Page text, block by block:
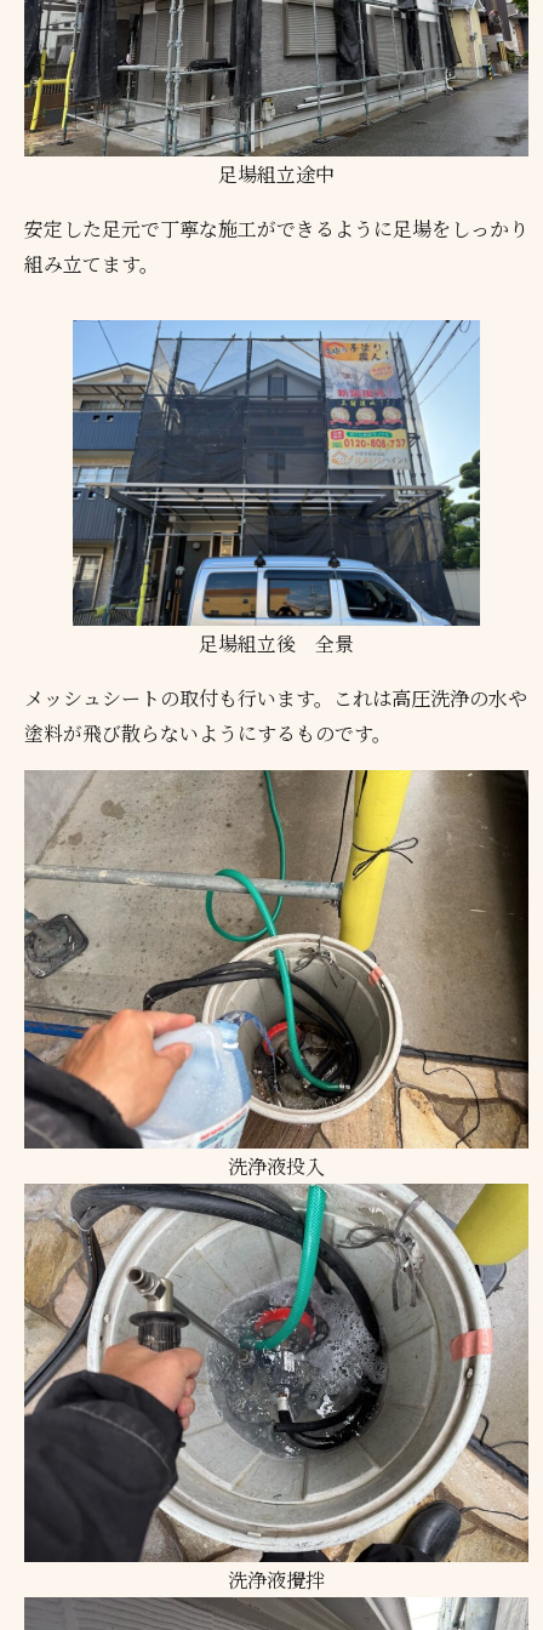
足場組立途中
安定した足元で丁寧な施工ができるように足場をしっかり
組み立てます。
足場組立後 全景
メッシュシートの取付も行います。これは高圧洗浄の水や
塗料が飛び散らないようにするものです。
洗浄液投入
洗浄液攪拌